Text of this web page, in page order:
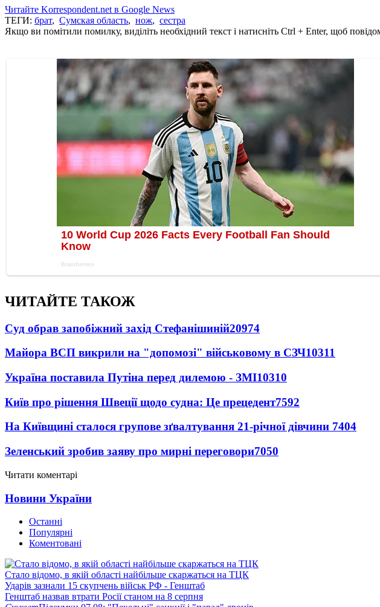
Читайте Korrespondent.net в Google News
ТЕГИ: брат, Сумская область, нож, сестра
Якщо ви помітили помилку, виділіть необхідний текст і натисніть Ctrl + Enter, щоб
ЧИТАЙТЕ ТАКОЖ
Суд обрав запобіжний захід Стефанішиній20974
Майора ВСП викрили на "допомозі" військовому в СЗЧ10311
Україна поставила Путіна перед дилемою - ЗМІ10310
Київ про рішення Швеції щодо судна: Це прецедент7592
На Київщині сталося групове зґвалтування 21-річної дівчини 7404
Зеленський зробив заяву про мирні переговори7050
Читати коментарі
Новини України
Останні
Популярні
Коментовані
Стало відомо, в якій області найбільше скаржаться на ТЦК
Ударів зазнали 15 скупчень військ РФ - Генштаб
Генштаб назвав втрати Росії станом на 8 серпня